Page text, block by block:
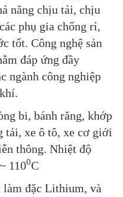
năng chịu tải, chịu
phụ gia chống rỉ,
tốt. Công nghệ sản
đáp ứng đầy
ngành công nghiệp
bi, bánh răng, khớp
tải, xe ô tô, xe cơ giới
thông. Nhiệt độ
1100C
làm đặc Lithium, và